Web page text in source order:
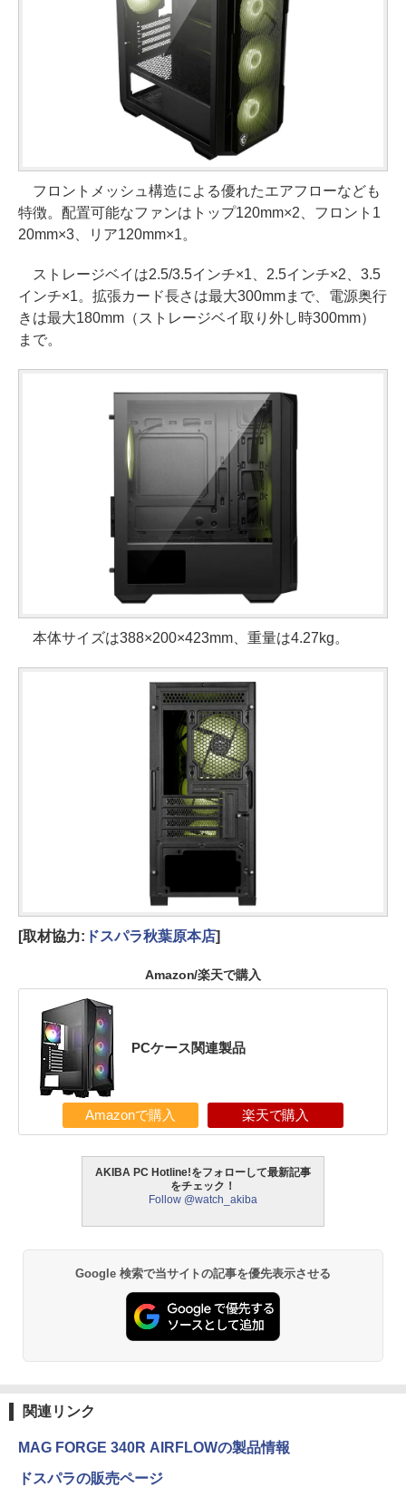
フロントメッシュ構造による優れたエアフローなども
特徴。配置可能なファンはトップ120mm×2、フロント1
20mm×3、リア120mm×1。
ストレージベイは2.5/3.5インチ×1、2.5インチ×2、3.5
インチ×1。拡張カード長さは最大300mmまで、電源奥行
きは最大180mm（ストレージベイ取り外し時300mm）
まで。
本体サイズは388×200×423mm、重量は4.27kg。
[取材協力: ドスパラ秋葉原本店]
Amazon/楽天で購入
PCケース関連製品
Amazonで購入 楽天で購入
AKIBA PC Hotline!をフォローして最新記事
をチェック！
Follow @watch_akiba
Google 検索で当サイトの記事を優先表示させる
関連リンク
MAG FORGE 340R AIRFLOWの製品情報
ドスパラの販売ページ